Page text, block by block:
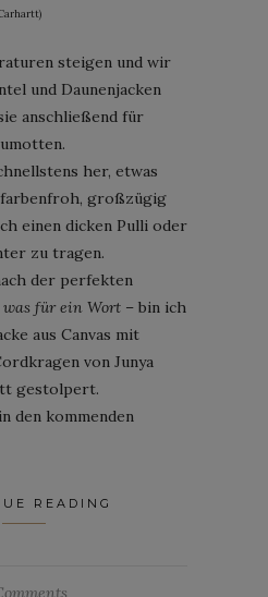
steigen und wir
und Daunenjacken
anschließend für
her, etwas
farbenfroh, großzügig
einen dicken Pulli oder
zu tragen.
der perfekten
was für ein Wort – bin ich
aus Canvas mit
von Junya
gestolpert.
den kommenden
READING